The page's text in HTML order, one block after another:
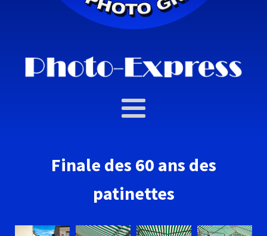
Finale des 60 ans des
patinettes